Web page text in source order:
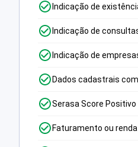
Indicação de
Indicação de
Indicação de
Dados cadastrais
Serasa Score Positivo
Faturamento ou